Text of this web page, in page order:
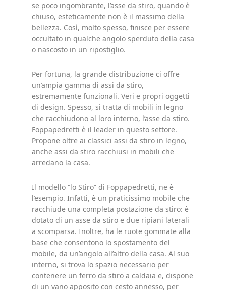
se poco ingombrante, l’asse da stiro, quando è
chiuso, esteticamente non è il massimo della
bellezza. Così, molto spesso, finisce per essere
occultato in qualche angolo sperduto della casa
o nascosto in un ripostiglio.
Per fortuna, la grande distribuzione ci offre
un’ampia gamma di assi da stiro,
estremamente funzionali. Veri e propri oggetti
di design. Spesso, si tratta di mobili in legno
che racchiudono al loro interno, l’asse da stiro.
Foppapedretti è il leader in questo settore.
Propone oltre ai classici assi da stiro in legno,
anche assi da stiro racchiusi in mobili che
arredano la casa.
Il modello “lo Stiro” di Foppapedretti, ne è
l’esempio. Infatti, è un praticissimo mobile che
racchiude una completa postazione da stiro: è
dotato di un asse da stiro e due ripiani laterali
a scomparsa. Inoltre, ha le ruote gommate alla
base che consentono lo spostamento del
mobile, da un’angolo all’altro della casa. Al suo
interno, si trova lo spazio necessario per
contenere un ferro da stiro a caldaia e, dispone
di un vano apposito con cesto annesso, per